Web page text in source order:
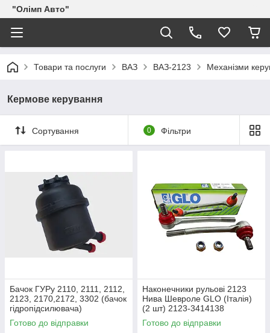
"Олімп Авто"
Товари та послуги ВАЗ ВАЗ-2123 Механізми
Кермове керування
Сортування 0 Фільтри
Бачок ГУРу 2110, 2111, 2112,
2123, 2170,2172, 3302 (бачок
гідропідсилювача)
Готово до відправки
Наконечники рульові 2123
Нива Шевроле GLO (Італія)
(2 шт) 2123-3414138
Наконечник рульової тяги
Готово до відправки